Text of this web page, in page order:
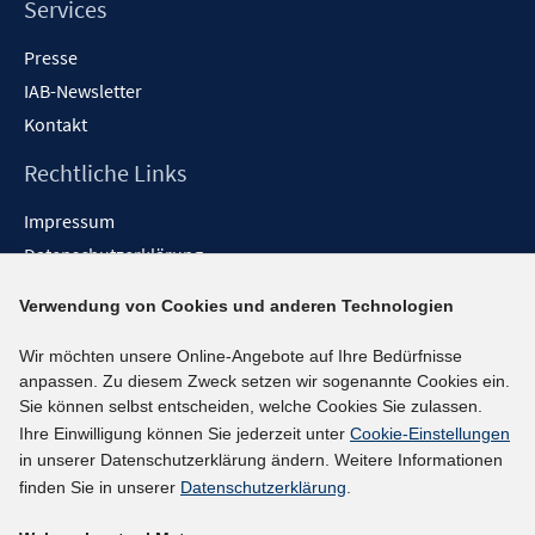
Services
Presse
IAB-Newsletter
Kontakt
Rechtliche Links
Impressum
Datenschutzerklärung
Barrieren melden
Social-Media-Kanäle
BlueSky
YouTube
LinkedIn
Verwendung von Cookies und anderen Technologien
Wir möchten unsere Online-Angebote auf Ihre Bedürfnisse
anpassen. Zu diesem Zweck setzen wir sogenannte Cookies ein.
Sie können selbst entscheiden, welche Cookies Sie zulassen.
Ihre Einwilligung können Sie jederzeit unter Cookie-Einstellungen
in unserer Datenschutzerklärung ändern. Weitere Informationen
finden Sie in unserer Datenschutzerklärung.